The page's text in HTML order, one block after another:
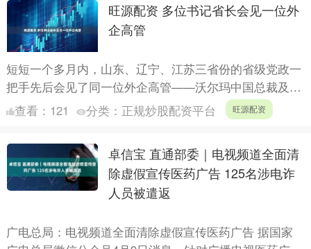
旺源配资 多位书记省长会见一位外
企高管
短短一个多月内，山东、辽宁、江苏三省份的省级党政一
把手先后会见了同一位外企高管——沃尔玛中国总裁及首
席执行官朱晓静。 最新一次会见发生在4月7日。山东省
查看： 121 分类： 正规炒股配资平台 旺源配资
卓信宝 直通部委｜电视频道全面清
除虚假宣传医药广告 125名涉电诈
人员被遣返
广电总局：电视频道全面清除虚假宣传医药广告 据国家